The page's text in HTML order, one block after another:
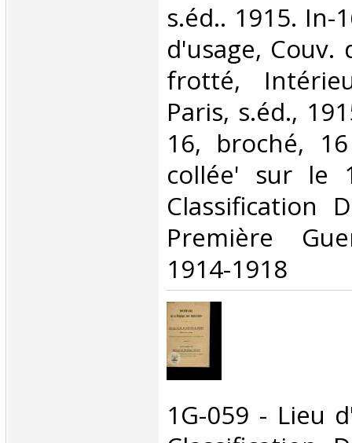
‎s.éd.. 1915. In-
d'usage, Couv.
frotté,
Paris, s.éd.,
16, broché,
collée' sur le
Classification
Première
1914-1918‎
‎1G-059 - Lieu